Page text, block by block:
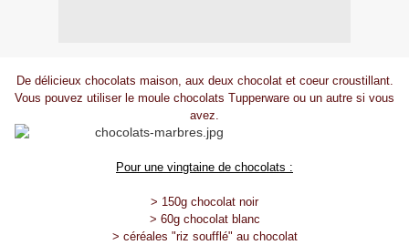
De délicieux chocolats maison, aux deux chocolat et coeur croustillant.
Vous pouvez utiliser le moule chocolats Tupperware ou un autre si vous
avez.
Pour une vingtaine de chocolats :
> 150g chocolat noir
> 60g chocolat blanc
> céréales "riz soufflé" au chocolat